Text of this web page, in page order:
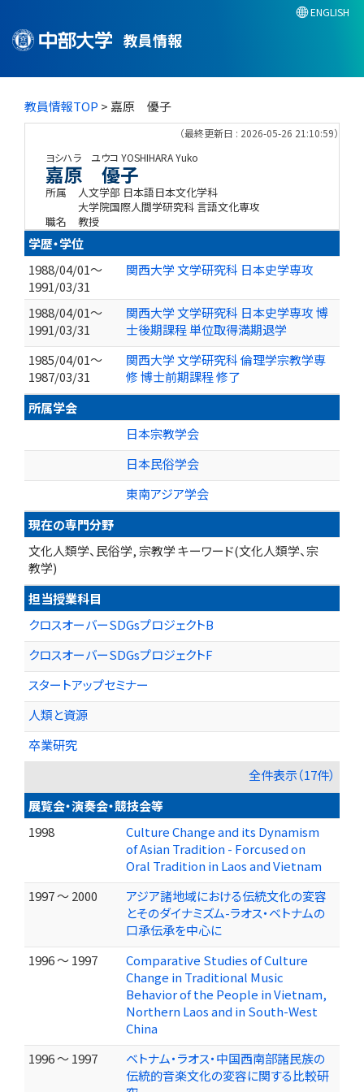
教員情報
ENGLISH
教員情報TOP > 嘉原 優子
（最終更新日 : 2026-05-26 21:10:59）
ヨシハラ ユウコ YOSHIHARA Yuko
嘉原 優子
所属
人文学部 日本語日本文化学科
大学院国際人間学研究科 言語文化専攻
職名
教授
学歴・学位
1988/04/01～
1991/03/31
関西大学 文学研究科 日本史学専攻
1988/04/01～
1991/03/31
関西大学 文学研究科 日本史学専攻 博
士後期課程 単位取得満期退学
1985/04/01～
1987/03/31
関西大学 文学研究科 倫理学宗教学専
修 博士前期課程 修了
所属学会
日本宗教学会
日本民俗学会
東南アジア学会
現在の専門分野
文化人類学、民俗学, 宗教学 キーワード(文化人類学、宗
教学)
担当授業科目
クロスオーバーSDGsプロジェクトB
クロスオーバーSDGsプロジェクトF
スタートアップセミナー
人類と資源
卒業研究
全件表示（17件）
展覧会・演奏会・競技会等
1998
Culture Change and its Dynamism
of Asian Tradition - Forcused on
Oral Tradition in Laos and Vietnam
1997 ～ 2000
アジア諸地域における伝統文化の変容
とそのダイナミズム-ラオス・ベトナムの
口承伝承を中心に
1996 ～ 1997
Comparative Studies of Culture
Change in Traditional Music
Behavior of the People in Vietnam,
Northern Laos and in South-West
China
1996 ～ 1997
ベトナム・ラオス・中国西南部諸民族の
伝統的音楽文化の変容に関する比較研